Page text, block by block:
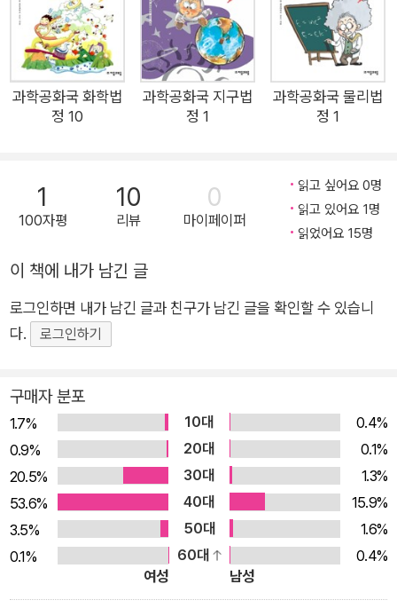
8권에서는 화학적인 원리를 활용해 힘들이지 않고 풍선을 불 수 있는
방법, 전자레인지의 원리, 시원한 얼음 덩어리 위에서 모락모락 피어
나는 흰 연기의 정체, 새 페인트의 뚜껑을 열었는데 페인트가 모두 굳
어 있으면 사용하지 않고 그냥 버려야 하는 지 등 물질의 상태변화에
대한 흥미로운 이야기를 들려 준다.
9권에서는 사람들이 먹는 음식과 그 조리 과정에서 찾을 수 있는 화
학과의 관련성을 집중적으로 다룬다. 1장에서는 우유와 커피, 아이스
크림 등을 만드는 과정에서 일어나는 화학작용과 관련된 사건에 대해
삼투압, 혼합물의 분리 등 주요한 화학 상식들을 익힐 수 있다. 그리고
제3장에서는 음식의 효능과 함께 먹어서는 안 되는 음식들을 소개하
면서 일상 상식과 깊은 지식을 동시에 알 수 있게 하였다.
대한 기초적인 지식을 쌓고 화학에 대한 거부감을 없애 주는 것을
목적으로 하고 있다. 이 책은 사람들이 먹는 음식과 그 조리 과정
에서 찾을 수 있는 화학과의 관련성을 집중적으로 다루고 있다.
제1장 ‘음료에 관한 사건’에서는 우유와 커피, 아이스크림 등을 만
드는 과정에서 일어나는 화학적 작용과 관련된 사건에 대해 다루
들을 재미있게 익힐 수 있다. 그리고 제3장 ‘음식과 건강에 관한
사건’에서는 음식의 효능과 함께 먹어서는 안 되는 음식들을 소개
학공화국 화학법정 9_음식과 화학》 편을 통해 생활 속 호기심을
충족시키고 더불어 화학에 대한 지식까지 쌓을 수 있는 일석이조
의 효과를 얻기를 바란다. 카페라테 한 잔에도 화학 법칙이 숨어
있다! 식빵을 먹다가도, 따뜻한 우유를 한 잔 마시다가도 튀어나
무엇일까? │ 피자는 뜨거운 오븐 속에서 굽는데도 왜 나무로 된
판을 사용하는 걸까? │ 아무 옥수수나 팝콘 기계에 넣기만 하면
팝콘이 되는 걸까? │ 슈퍼에서 파는 생수나 정수기 물에도 유통
기한이 있을까?
과학공화국 화학법
정 10
과학공화국 지구법
정 1
과학공화국 물리법
정 1
1
100자평
10
리뷰
0
마이페이퍼
읽고 싶어요 0명
읽고 있어요 1명
읽었어요 15명
이 책에 내가 남긴 글
로그인하면 내가 남긴 글과 친구가 남긴 글을 확인할 수 있습니
다.
로그인하기
구매자 분포
1.7% 10대
0.4%
0.9%
20대
0.1%
20.5%
30대
1.3%
53.6%
40대
15.9%
3.5%
50대
1.6%
0.1%
60대
0.4%
여성
남성